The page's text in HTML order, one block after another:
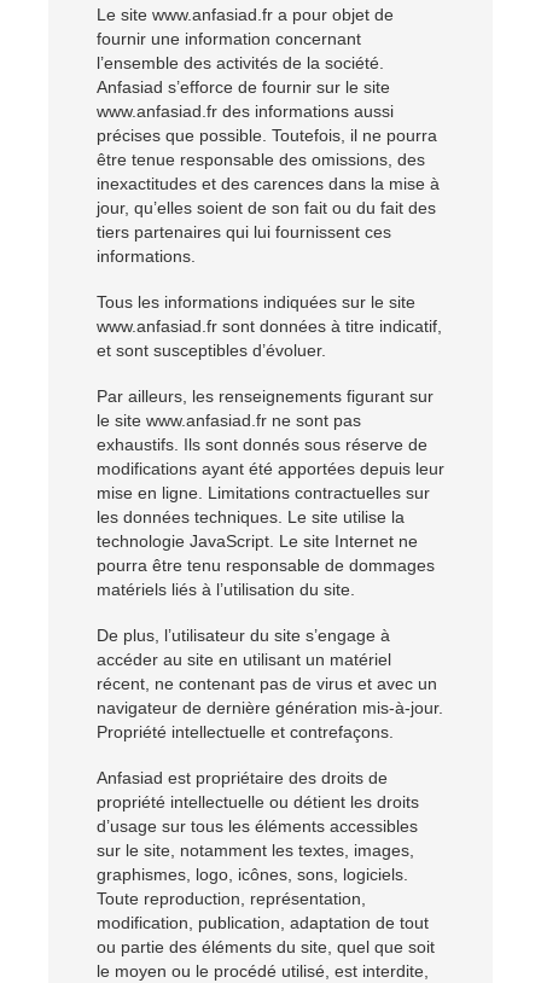
Le site www.anfasiad.fr a pour objet de
fournir une information concernant
l’ensemble des activités de la société.
Anfasiad s’efforce de fournir sur le site
www.anfasiad.fr des informations aussi
précises que possible. Toutefois, il ne pourra
être tenue responsable des omissions, des
inexactitudes et des carences dans la mise à
jour, qu’elles soient de son fait ou du fait des
tiers partenaires qui lui fournissent ces
informations.
Tous les informations indiquées sur le site
www.anfasiad.fr sont données à titre indicatif,
et sont susceptibles d’évoluer.
Par ailleurs, les renseignements figurant sur
le site www.anfasiad.fr ne sont pas
exhaustifs. Ils sont donnés sous réserve de
modifications ayant été apportées depuis leur
mise en ligne. Limitations contractuelles sur
les données techniques. Le site utilise la
technologie JavaScript. Le site Internet ne
pourra être tenu responsable de dommages
matériels liés à l’utilisation du site.
De plus, l’utilisateur du site s’engage à
accéder au site en utilisant un matériel
récent, ne contenant pas de virus et avec un
navigateur de dernière génération mis-à-jour.
Propriété intellectuelle et contrefaçons.
Anfasiad est propriétaire des droits de
propriété intellectuelle ou détient les droits
d’usage sur tous les éléments accessibles
sur le site, notamment les textes, images,
graphismes, logo, icônes, sons, logiciels.
Toute reproduction, représentation,
modification, publication, adaptation de tout
ou partie des éléments du site, quel que soit
le moyen ou le procédé utilisé, est interdite,